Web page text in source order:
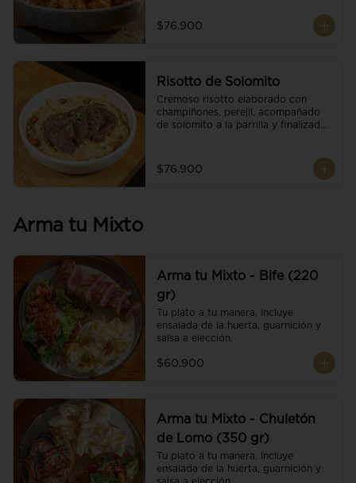
$76.900
Risotto de Solomito
Cremoso risotto elaborado con
champiñones, perejil, acompañado
de solomito a la parrilla y finalizado
$76.900
Arma tu Mixto
Arma tu Mixto - Bife (220
gr)
Tu plato a tu manera. Incluye
ensalada de la huerta, guarnición y
salsa a elección.
$60.900
Arma tu Mixto - Chuletón
de Lomo (350 gr)
Tu plato a tu manera. Incluye
ensalada de la huerta, guarnición y